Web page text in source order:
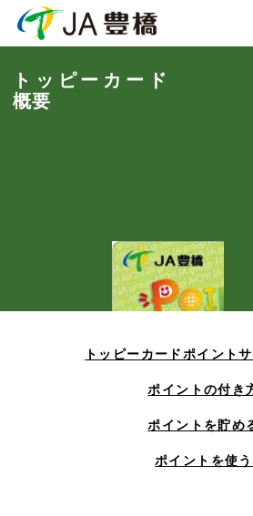
トッピーカード
概要
トッピーカードポイント
ポイントの付き
ポイントを貯め
ポイントを使う